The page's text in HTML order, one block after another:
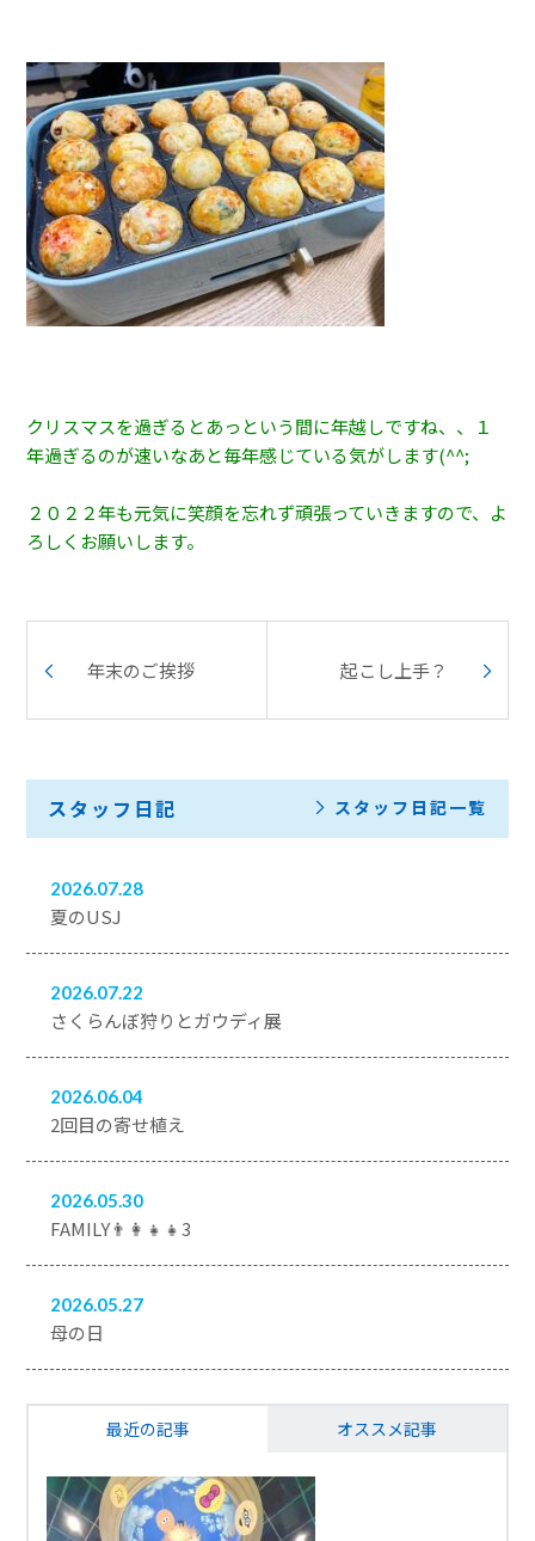
クリスマスを過ぎるとあっという間に年越しですね、、１
年過ぎるのが速いなあと毎年感じている気がします(^^;
２０２２年も元気に笑顔を忘れず頑張っていきますので、よ
ろしくお願いします。
年末のご挨拶 起こし上手？
スタッフ日記 スタッフ日記一覧
2026.07.28
夏のUSJ
2026.07.22
さくらんぼ狩りとガウディ展
2026.06.04
2回目の寄せ植え
2026.05.30
FAMILY👨‍👩‍👧‍👧3
2026.05.27
母の日
最近の記事 オススメ記事